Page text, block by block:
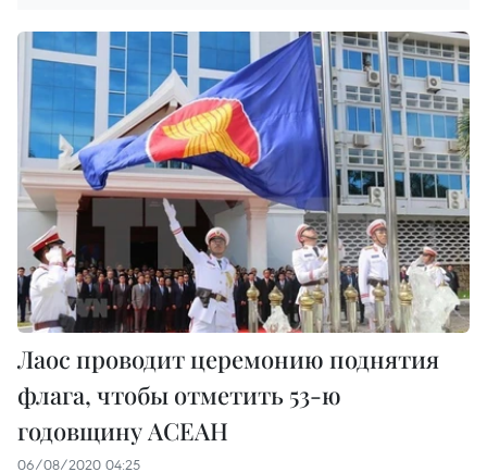
Лаос проводит церемонию поднятия
флага, чтобы отметить 53-ю
годовщину АСЕАН
06/08/2020 04:25